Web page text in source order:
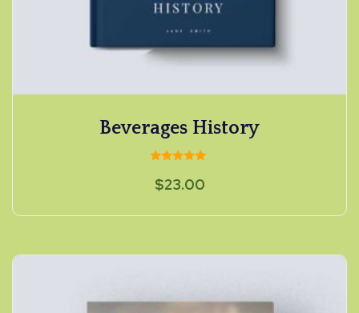
Beverages History
con
5.00
$23.00